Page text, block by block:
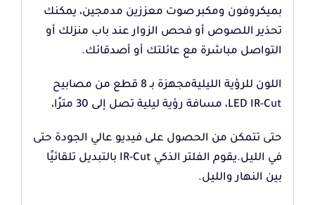
بميكروفون ومكبر صوت معززين مدمجين، يمكنك
تحذير اللصوص أو فحص الزوار عند باب منزلك أو
التواصل مباشرة مع عائلتك أو أصدقائك.
اللون للرؤية الليليةمجهزة بـ 8 قطع من مصابيح
LED IR-Cut، مسافة رؤية ليلية تصل إلى 30 مترًا،
حتى تتمكن من الحصول على فيديو عالي الجودة حتى
في الليل.يقوم الفلتر الذكي IR-Cut بالتبديل تلقائيًا
بين النهار والليل.